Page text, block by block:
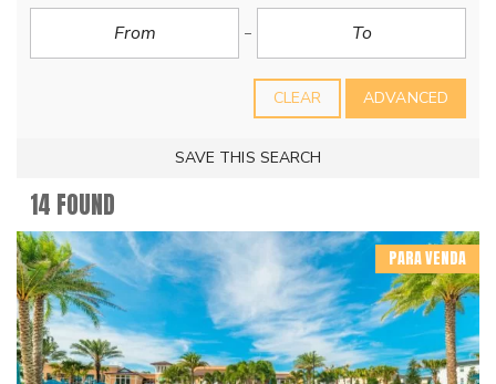
CLEAR ADVANCED
SAVE THIS SEARCH
14 FOUND
PARA VENDA